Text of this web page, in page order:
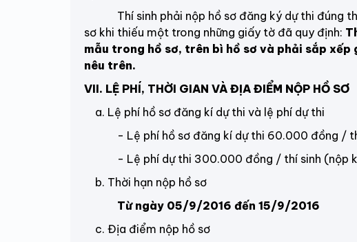
Thí sinh phải nộp hồ sơ đăng ký dự thi đúng
sơ khi thiếu một trong những giấy tờ đã quy định:
mẫu trong hồ sơ, trên bì hồ sơ và phải sắp
nêu trên.
VII. LỆ PHÍ, THỜI GIAN VÀ ĐỊA ĐIỂM NỘP HỒ SƠ
a. Lệ phí hồ sơ đăng kí dự thi và lệ phí dự thi
- Lệ phí hồ sơ đăng kí dự thi 60.000 đồng /
- Lệ phí dự thi 300.000 đồng / thí sinh (nộp
b. Thời hạn nộp hồ sơ
Từ ngày 05/9/2016 đến 15/9/2016
c. Địa điểm nộp hồ sơ